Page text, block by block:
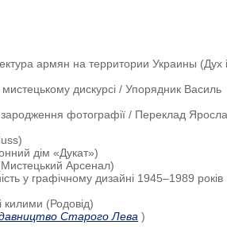
армян на территории Украины (Дух і
дискурсі / Упорядник Василь
фотографії / Переклад
дім «Дукат»)
Арсенал)
у графічному дизайні 1945–1989 років
килими (Родовід)
Старого Лева )